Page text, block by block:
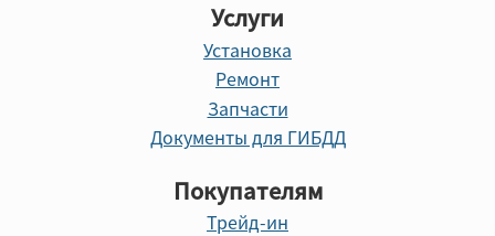
Услуги
Установка
Ремонт
Запчасти
Документы для ГИБДД
Покупателям
Трейд-ин